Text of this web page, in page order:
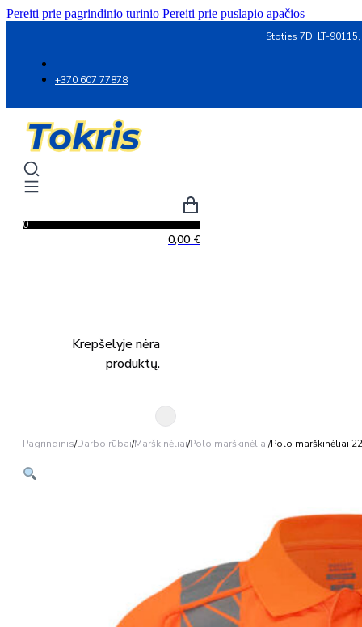
Pereiti prie pagrindinio turinio Pereiti prie puslapio apačios
Stoties 7D, LT-
+370 607 77878
0
0,00 €
Krepšelyje nėra
produktų.
Pagrindinis/Darbo rūbai/Marškinėliai/Polo marškinėliai/Polo marškinėliai